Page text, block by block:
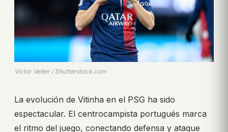
Victor Velter / Shutterstock.com
La evolución de Vitinha en el PSG ha sido
espectacular. El centrocampista portugués marca
el ritmo del juego, conectando defensa y ataque